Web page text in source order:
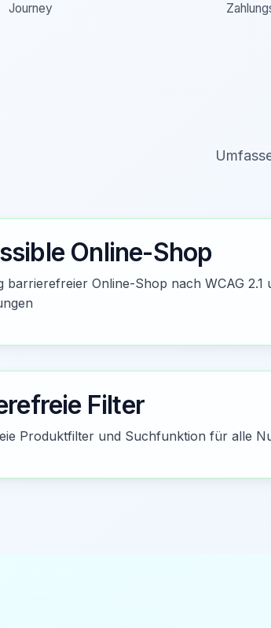
Journey
Online-Shop
barrierefreier Online-Shop nach WCAG 2.1
Filter
Produktfilter und Suchfunktion für alle